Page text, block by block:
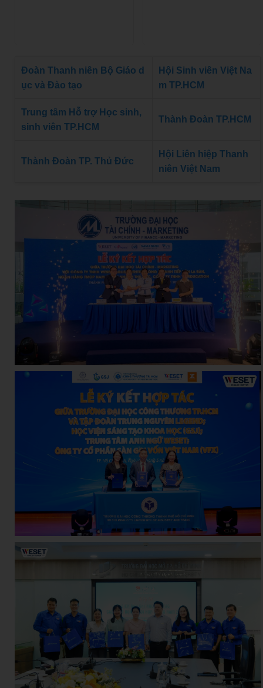
Đoàn Thanh niên Bộ Giáo d
ục và Đào tạo
Hội Sinh viên Việt Na
m TP.HCM
Trung tâm Hỗ trợ Học sinh,
sinh viên TP.HCM
Thành Đoàn TP.HCM
Thành Đoàn TP. Thủ Đức
Hội Liên hiệp Thanh
niên Việt Nam